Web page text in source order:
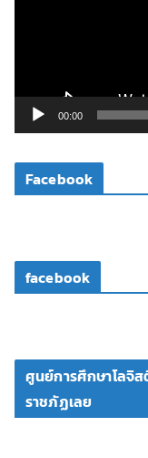
ดี
โ
00:00
Facebook
facebook
ศูนย์การศึกษาโลจิ
ราชภัฏเลย